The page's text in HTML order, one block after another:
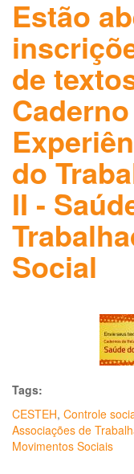
Estão
de
do
II -
Social
Tags:
CESTEH, Controle
Associações de
Movimentos Sociais